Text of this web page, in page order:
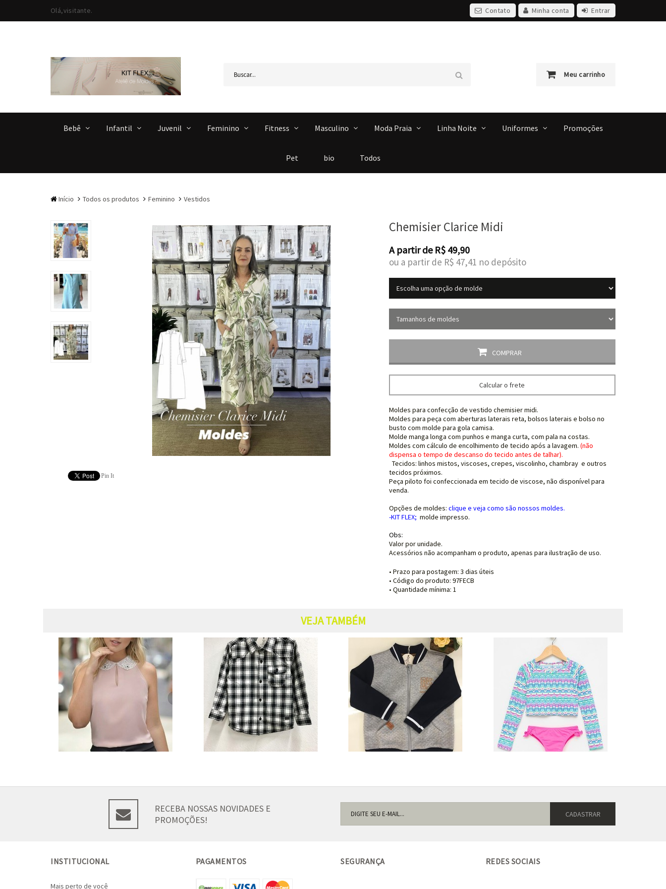
Olá,visitante. Contato Minha conta Entrar
Meu carrinho
Bebê Infantil Juvenil Feminino Fitness Masculino Moda Praia Linha Noite Uniformes Promoções
Pet bio Todos
Início Todos os produtos Feminino Vestidos
Pin It
Chemisier Clarice Midi
A partir de R$ 49,90
ou a partir de R$ 47,41 no depósito
COMPRAR
Calcular o frete
Moldes para confecção de vestido chemisier midi.
Moldes para peça com aberturas laterais reta, bolsos laterais e bolso no
busto com molde para gola camisa.
Molde manga longa com punhos e manga curta, com pala na costas.
Moldes com cálculo de encolhimento de tecido após a lavagem. (não
dispensa o tempo de descanso do tecido antes de talhar).
Tecidos: linhos mistos, viscoses, crepes, viscolinho, chambray e outros
tecidos próximos.
Peça piloto foi confeccionada em tecido de viscose, não disponível para
venda.
Opções de moldes: clique e veja como são nossos moldes.
-KIT FLEX; molde impresso.
Obs:
Valor por unidade.
Acessórios não acompanham o produto, apenas para ilustração de uso.
• Prazo para postagem: 3 dias úteis
• Código do produto: 97FECB
• Quantidade mínima: 1
VEJA TAMBÉM
RECEBA NOSSAS NOVIDADES E
PROMOÇÕES!
INSTITUCIONAL
Mais perto de você
PAGAMENTOS SEGURANÇA REDES SOCIAIS